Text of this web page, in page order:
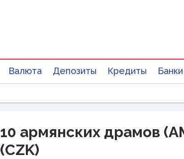
Валюта Депозиты Кредиты Банки
10 армянских драмов
(CZK)